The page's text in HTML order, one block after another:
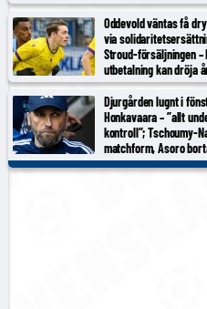
Oddevold väntas få
via
Stroud-försäljningen –
utbetalning kan dröja
Djurgården lugnt i
Honkavaara – ”allt
kontroll”; Tschoumy-
matchform, Asoro
anledning”